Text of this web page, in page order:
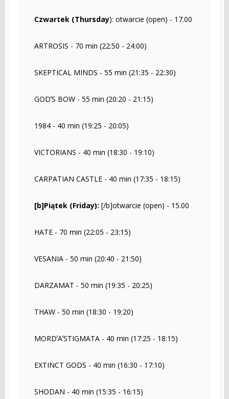
Czwartek (Thursday): otwarcie (open) - 17.00
ARTROSIS - 70 min (22:50 - 24:00)
SKEPTICAL MINDS - 55 min (21:35 - 22:30)
GODʼS BOW - 55 min (20:20 - 21:15)
1984 - 40 min (19:25 - 20:05)
VICTORIANS - 40 min (18:30 - 19:10)
CARPATIAN CASTLE - 40 min (17:35 - 18:15)
[b]Piątek (Friday): [/b]otwarcie (open) - 15.00
HATE - 70 min (22:05 - 23:15)
VESANIA - 50 min (20:40 - 21:50)
DARZAMAT - 50 min (19:35 - 20:25)
THAW - 50 min (18:30 - 19:20)
MORDʼAʼSTIGMATA - 40 min (17:25 - 18:15)
EXTINCT GODS - 40 min (16:30 - 17:10)
SHODAN - 40 min (15:35 - 16:15)